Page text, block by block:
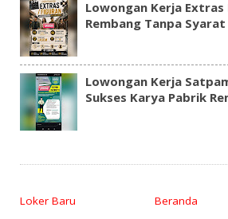
Lowongan Kerja Extras
Rembang Tanpa
Lowongan Kerja
Sukses Karya Pabrik
Loker Baru Beranda